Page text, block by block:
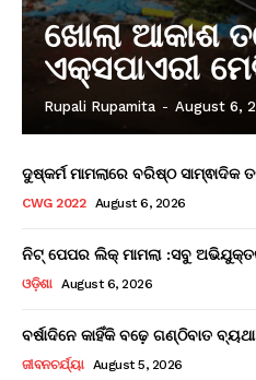
ଖୋଲା ଆକାଶ
ଏକ୍ସପାଏରୀ
Rupali Rupamita - August 6,
ଦୁଷ୍କର୍ମ ମାମଲାରେ ବରିଷ୍ଠ
CWG 2022 August 6, 2026
ନିଟ୍ ପେପର ଲିକ୍ ମାମଲା :ସବୁ
ଓଡ଼ିଶା August 6, 2026
ବର୍ଷାଦିନେ କାହିଁକି ବଢ଼େ ଗଣ୍ଠିବାତ
ଜୀବନଚର୍ଯ୍ୟା August 5, 2026